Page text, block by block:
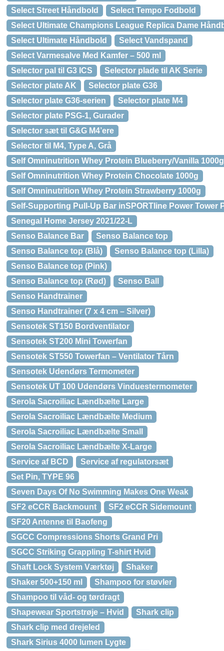
Select Street Håndbold
Select Tempo Fodbold
Select Ultimate Champions League Replica Dame
Select Ultimate Håndbold
Select Vandspand
Select Varmesalve Med Kamfer – 500 ml
Selector pal til G3 ICS
Selector plade til AK Serie
Selector plate AK
Selector plate G36
Selector plate G36-serien
Selector plate M4
Selector plate PSG-1, Gurader
Selector sæt til G&G M4’ere
Selector til M4, Type A, Grå
Self Omninutrition Whey Protein Blueberry/Vanilla 1000g
Self Omninutrition Whey Protein Chocolate 1000g
Self Omninutrition Whey Protein Strawberry 1000g
Self-Supporting Pull-Up Bar inSPORTline Power Tower
Senegal Home Jersey 2021/22-L
Senso Balance Bar
Senso Balance top
Senso Balance top (Blå)
Senso Balance top (Lilla)
Senso Balance top (Pink)
Senso Balance top (Rød)
Senso Ball
Senso Handtrainer
Senso Handtrainer (7 x 4 cm – Silver)
Sensotek ST150 Bordventilator
Sensotek ST200 Mini Towerfan
Sensotek ST550 Towerfan – Ventilator Tårn
Sensotek Udendørs Termometer
Sensotek UT 100 Udendørs Vinduestermometer
Serola Sacroiliac Lændbælte Large
Serola Sacroiliac Lændbælte Medium
Serola Sacroiliac Lændbælte Small
Serola Sacroiliac Lændbælte X-Large
Service af BCD
Service af regulatorsæt
Set Pin, TYPE 96
Seven Days Of No Swimming Makes One Weak
SF2 eCCR Backmount
SF2 eCCR Sidemount
SF20 Antenne til Baofeng
SGCC Compressions Shorts Grand Pri
SGCC Striking Grappling T-shirt Hvid
Shaft Lock System Værktøj
Shaker
Shaker 500+150 ml
Shampoo for støvler
Shampoo til våd- og tørdragt
Shapewear Sportstrøje – Hvid
Shark clip
Shark clip med drejeled
Shark Sirius 4000 lumen Lygte